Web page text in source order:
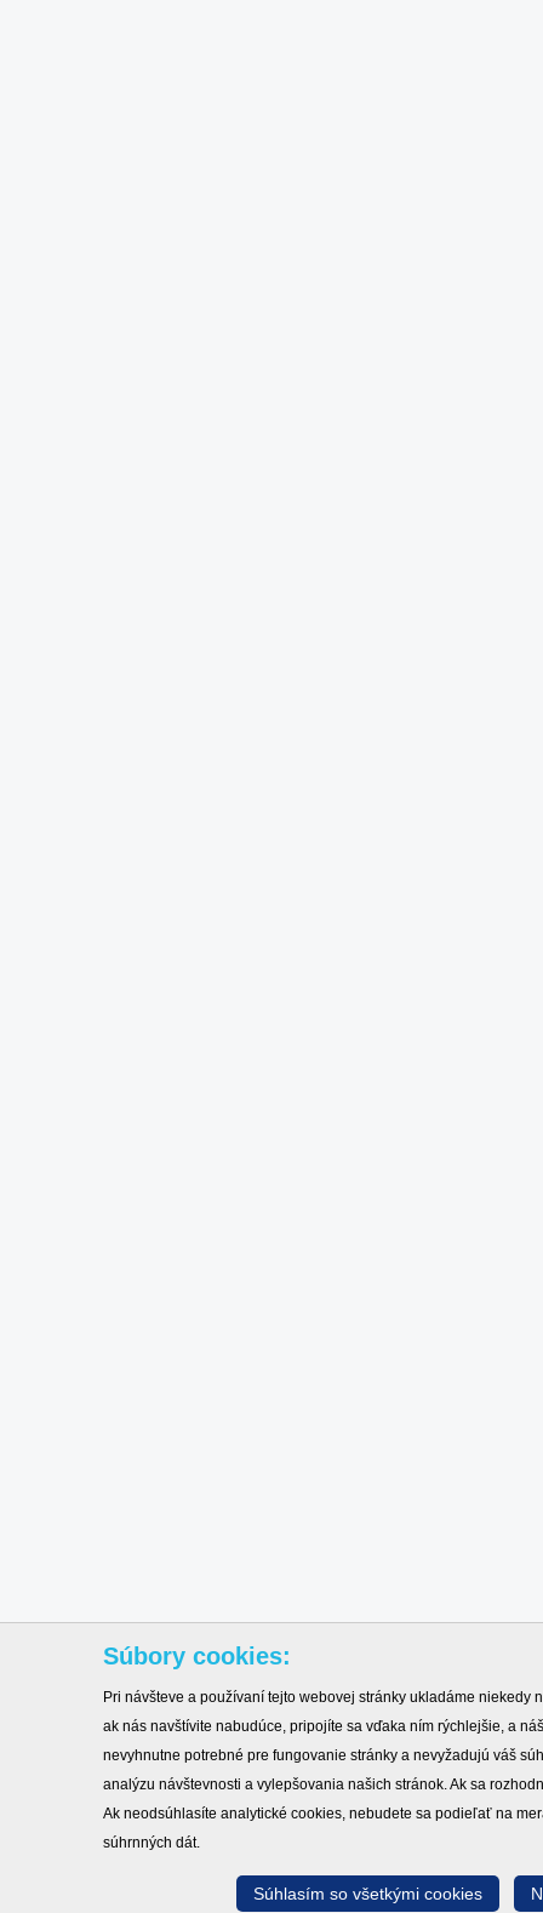
Súbory cookies:
Pri návšteve a používaní tejto webovej stránky ukladáme niekedy
ak nás navštívite nabudúce, pripojíte sa vďaka ním rýchlejšie, a
nevyhnutne potrebné pre fungovanie stránky a nevyžadujú váš
analýzu návštevnosti a vylepšovania našich stránok. Ak sa
Ak neodsúhlasíte analytické cookies, nebudete sa podieľať na
súhrnných dát.
Súhlasím so všetkými cookies